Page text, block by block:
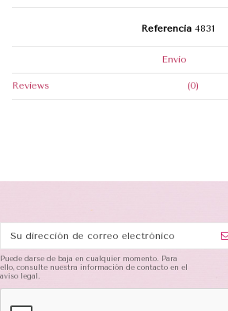
Referencia 4831
Envio
Reviews (0)
Puede darse de baja en cualquier momento. Para
ello, consulte nuestra información de contacto en el
aviso legal.